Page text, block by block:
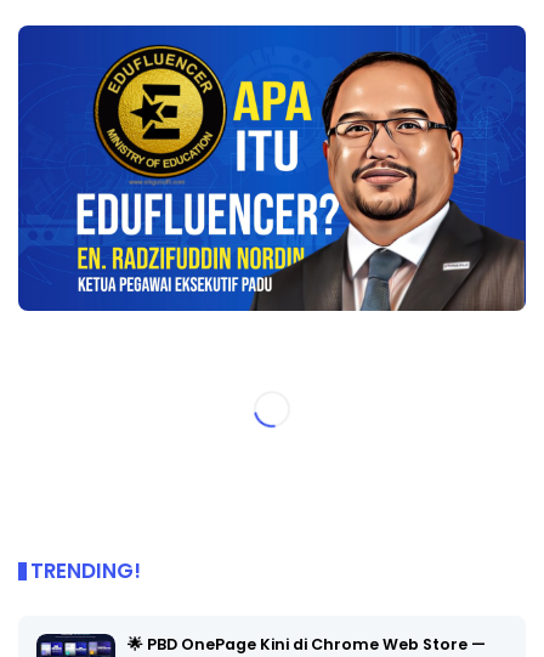
TRENDING!
🌟 PBD OnePage Kini di Chrome Web Store —